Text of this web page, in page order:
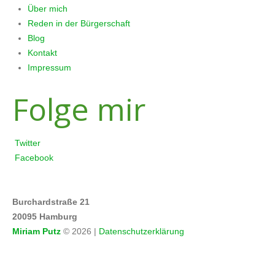
Über mich
Reden in der Bürgerschaft
Blog
Kontakt
Impressum
Folge mir
Twitter
Facebook
Burchardstraße 21
20095 Hamburg
Miriam Putz © 2026 | Datenschutzerklärung